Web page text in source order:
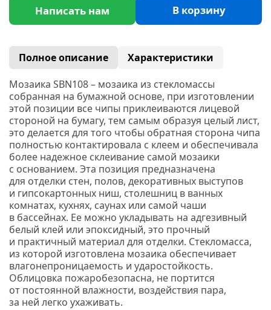
Написать нам В корзину
Полное описание
Характеристики
Мозаика SBN108 – мозаика из стекломассы
собранная на бумажной основе, при изготовлении
этой позиции все чипы приклеиваются лицевой
стороной на бумагу, тем самым образуя целый лист,
это делается для того чтобы обратная сторона чипа
полностью контактировала с клеем и обеспечивала
более надежное склеивание самой мозаики
с основанием. Эта позиция предназначена
для отделки стен, полов, декоративных выступов
и гипсокартонных ниш, столешниц в ванных
комнатах, кухнях, саунах или самой чаши
в бассейнах. Ее можно укладывать на адгезивный
белый клей или эпоксидный, это прочный
и практичный материал для отделки. Стекломасса,
из которой изготовлена мозаика обеспечивает
влагонепроницаемость и ударостойкость.
Облицовка пожаробезопасна, не портится
от постоянной влажности, воздействия пара,
за ней легко ухаживать.